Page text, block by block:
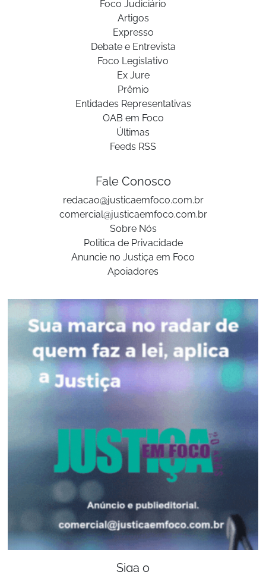
Foco Judiciário
Artigos
Expresso
Debate e Entrevista
Foco Legislativo
Ex Jure
Prêmio
Entidades Representativas
OAB em Foco
Últimas
Feeds RSS
Fale Conosco
redacao@justicaemfoco.com.br
comercial@justicaemfoco.com.br
Sobre Nós
Politica de Privacidade
Anuncie no Justiça em Foco
Apoiadores
Siga o